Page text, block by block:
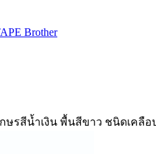
Brother
กษรสีน้ำเงิน พื้นสีขาว ชนิดเคลื